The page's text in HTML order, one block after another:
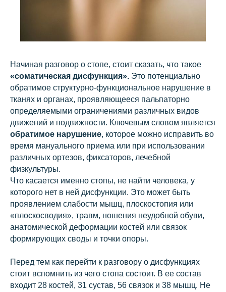
Начиная разговор о стопе, стоит сказать, что такое
«соматическая дисфункция». Это потенциально
обратимое структурно-функциональное нарушение в
тканях и органах, проявляющееся пальпаторно
определяемыми ограничениями различных видов
движений и подвижности. Ключевым словом является
обратимое нарушение, которое можно исправить во
время мануального приема или при использовании
различных ортезов, фиксаторов, лечебной
физкультуры.
Что касается именно стопы, не найти человека, у
которого нет в ней дисфункции. Это может быть
проявлением слабости мышц, плоскостопия или
«плоскосводия», травм, ношения неудобной обуви,
анатомической деформации костей или связок
формирующих своды и точки опоры.
Перед тем как перейти к разговору о дисфункциях
стоит вспомнить из чего стопа состоит. В ее состав
входит 28 костей, 31 сустав, 56 связок и 38 мышц. Не